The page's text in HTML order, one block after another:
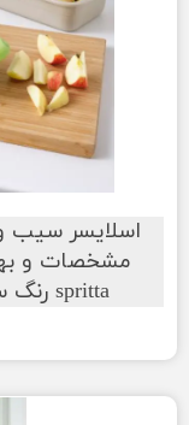
spritta رنگ سبز کد ایکیا ikea 90152999